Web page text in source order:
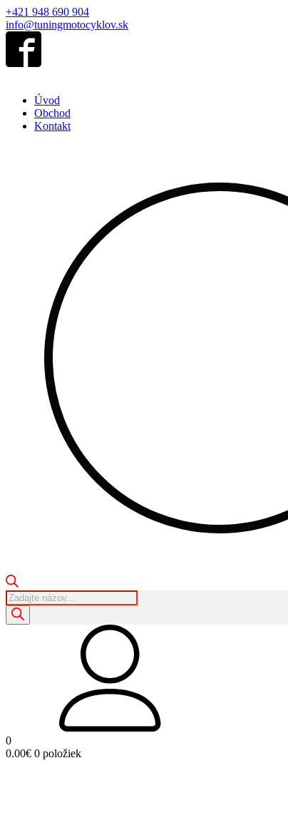
+421 948 690 904
info@tuningmotocyklov.sk
Úvod
Obchod
Kontakt
Products
search
0
0.00€ 0 položiek